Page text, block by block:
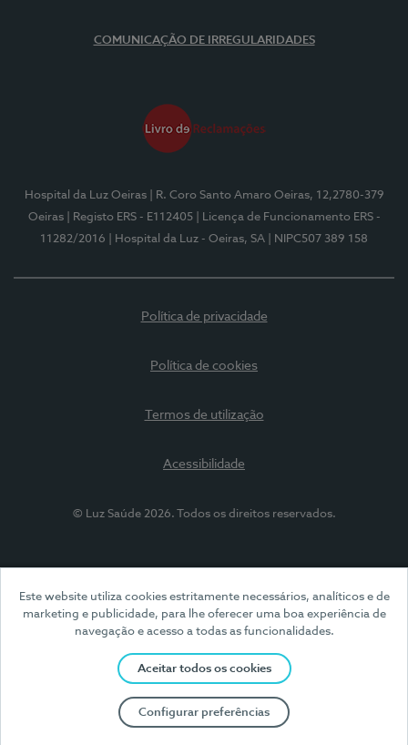
Este website utiliza cookies estritamente necessários, analíticos e de
marketing e publicidade, para lhe oferecer uma boa experiência de
navegação e acesso a todas as funcionalidades.
Aceitar todos os cookies
Configurar preferências
COMUNICAÇÃO DE IRREGULARIDADES
Hospital da Luz Oeiras
| R. Coro Santo Amaro Oeiras, 12,2780-379
Oeiras
| Registo ERS - E112405
| Licença de Funcionamento ERS -
11282/2016
| Hospital da Luz - Oeiras, SA | NIPC507 389 158
Política de privacidade
Política de cookies
Termos de utilização
Acessibilidade
© Luz Saúde 2026. Todos os direitos reservados.